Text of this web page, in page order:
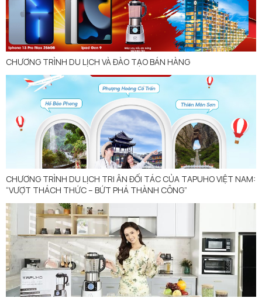
CHƯƠNG TRÌNH DU LỊCH VÀ ĐÀO TẠO BÁN HÀNG
CHƯƠNG TRÌNH DU LỊCH TRI ÂN ĐỐI TÁC CỦA TAPUHO VIỆT NAM:
“VƯỢT THÁCH THỨC – BỨT PHÁ THÀNH CÔNG”